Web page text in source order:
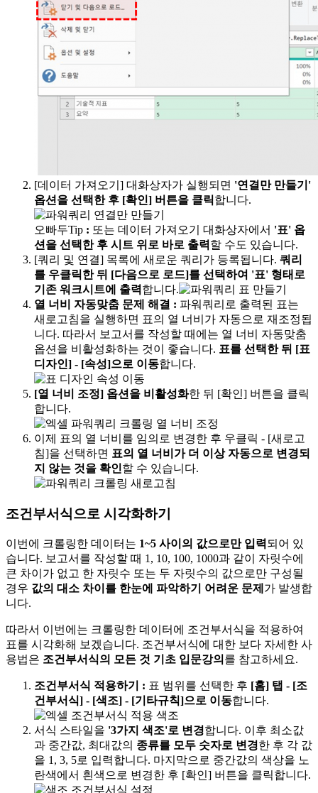
[데이터 가져오기] 대화상자가 실행되면 '연결만 만들기'
옵션을 선택한 후 [확인] 버튼을 클릭합니다.
오빠두Tip : 또는 데이터 가져오기 대화상자에서 '표' 옵
션을 선택한 후 시트 위로 바로 출력할 수도 있습니다.
[쿼리 및 연결] 목록에 새로운 쿼리가 등록됩니다. 쿼리
를 우클릭한 뒤 [다음으로 로드]를 선택하여 '표' 형태로
기존 워크시트에 출력합니다.
열 너비 자동맞춤 문제 해결 : 파워쿼리로 출력된 표는
새로고침을 실행하면 표의 열 너비가 자동으로 재조정됩
니다. 따라서 보고서를 작성할 때에는 열 너비 자동맞춤
옵션을 비활성화하는 것이 좋습니다. 표를 선택한 뒤 [표
디자인] - [속성]으로 이동합니다.
[열 너비 조정] 옵션을 비활성화한 뒤 [확인] 버튼을 클릭
합니다.
이제 표의 열 너비를 임의로 변경한 후 우클릭 - [새로고
침]을 선택하면 표의 열 너비가 더 이상 자동으로 변경되
지 않는 것을 확인할 수 있습니다.
조건부서식으로 시각화하기
이번에 크롤링한 데이터는 1~5 사이의 값으로만 입력되어 있
습니다. 보고서를 작성할 때 1, 10, 100, 1000과 같이 자릿수에
큰 차이가 없고 한 자릿수 또는 두 자릿수의 값으로만 구성될
경우 값의 대소 차이를 한눈에 파악하기 어려운 문제 가 발생합
니다.
따라서 이번에는 크롤링한 데이터에 조건부서식을 적용하여
표를 시각화해 보겠습니다. 조건부서식에 대한 보다 자세한 사
용법은 조건부서식의 모든 것 기초 입문강의 를 참고하세요.
조건부서식 적용하기 : 표 범위를 선택한 후 [홈] 탭 - [조
건부서식] - [색조] - [기타규칙]으로 이동합니다.
서식 스타일을 '3가지 색조'로 변경합니다. 이후 최소값
과 중간값, 최대값의 종류를 모두 숫자로 변경한 후 각 값
을 1, 3, 5로 입력합니다. 마지막으로 중간값의 색상을 노
란색에서 흰색으로 변경한 후 [확인] 버튼을 클릭합니다.